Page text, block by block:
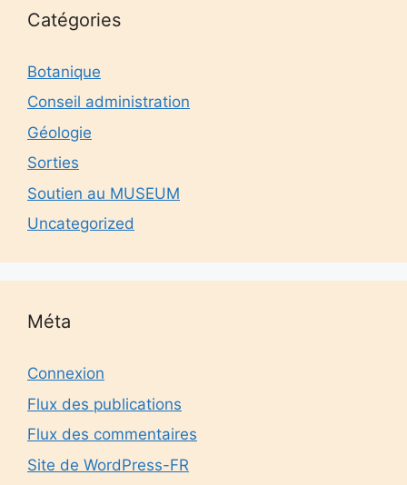
Catégories
Botanique
Conseil administration
Géologie
Sorties
Soutien au MUSEUM
Uncategorized
Méta
Connexion
Flux des publications
Flux des commentaires
Site de WordPress-FR